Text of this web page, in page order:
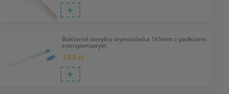
Bakteriol sterylna wymazówka 165mm z podłożem
transportowym
1.53 zł